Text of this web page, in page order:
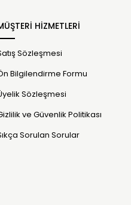
HİZMETLERİ
Sözleşmesi
Bilgilendirme Formu
Sözleşmesi
ve Güvenlik Politikası
Sorulan Sorular